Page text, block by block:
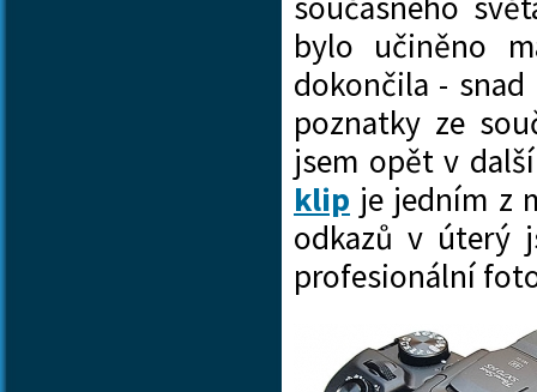
bylo učiněno
dokončila -
poznatky ze
jsem opět v
klip je jedním z
odkazů v úterý
profesionální